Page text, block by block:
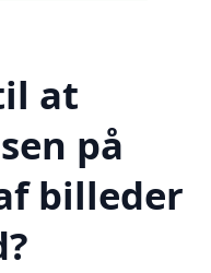
at
på
billeder